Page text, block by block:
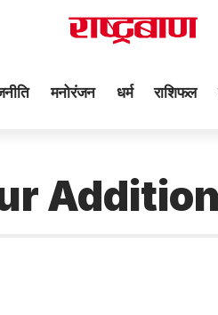
मनोरंजन धर्म राशिफल